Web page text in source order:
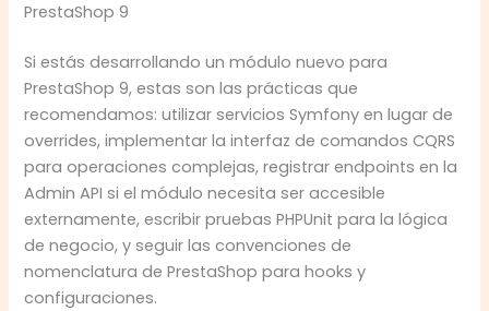
PrestaShop 9
Si estás desarrollando un módulo nuevo para
PrestaShop 9, estas son las prácticas que
recomendamos: utilizar servicios Symfony en lugar de
overrides, implementar la interfaz de comandos CQRS
para operaciones complejas, registrar endpoints en la
Admin API si el módulo necesita ser accesible
externamente, escribir pruebas PHPUnit para la lógica
de negocio, y seguir las convenciones de
nomenclatura de PrestaShop para hooks y
configuraciones.